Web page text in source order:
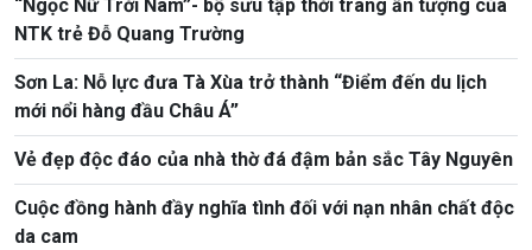
“Ngọc Nữ Trời Nam”- bộ sưu tập thời trang ấn tượng của
NTK trẻ Đỗ Quang Trường
Sơn La: Nỗ lực đưa Tà Xùa trở thành “Điểm đến du lịch
mới nổi hàng đầu Châu Á”
Vẻ đẹp độc đáo của nhà thờ đá đậm bản sắc Tây Nguyên
Cuộc đồng hành đầy nghĩa tình đối với nạn nhân chất độc
da cam